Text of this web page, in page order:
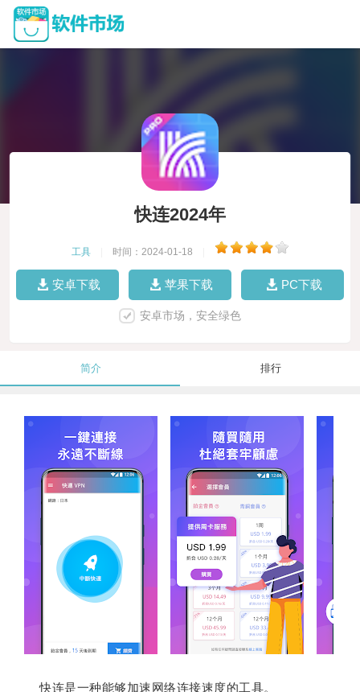
快连2024年
工具 时间：2024-01-18
安卓下载 苹果下载 PC下载
安卓市场，安全绿色
简介 排行
快连是一种能够加速网络连接速度的工具。